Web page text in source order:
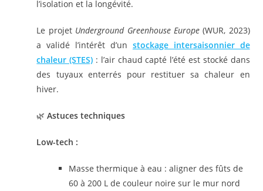
l’isolation et la longévité.
Le projet Underground Greenhouse Europe(WUR, 2023)
a validé l’intérêt d’un stockage intersaisonnier de
chaleur (STES) : l’air chaud capté l’été est stocké dans
des tuyaux enterrés pour restituer sa chaleur en
hiver.
🌿Astuces techniques
Low-tech :
Masse thermique à eau : aligner des fûts de
60 à 200 L de couleur noire sur le mur nord